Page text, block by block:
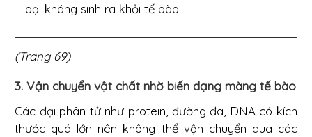
loại kháng sinh ra khỏi tế bào.
(Trang 69)
3. Vận chuyển vật chất nhờ biến dạng màng tế bào
Các đại phân tử như protein, đường đa, DNA có kích
thước quá lớn nên không thể vận chuyển qua các